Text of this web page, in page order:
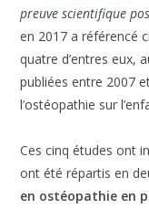
preuve scientifique
en 2017 a référencé
quatre d’entres eux,
publiées entre 2007
l’ostéopathie sur
Ces cinq études ont
ont été répartis en
en ostéopathie en